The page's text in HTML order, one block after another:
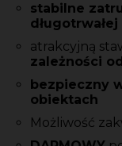
stabilne
długotrwałej
atrakcyjną
zależności
bezpieczny
obiektach
Możliwość